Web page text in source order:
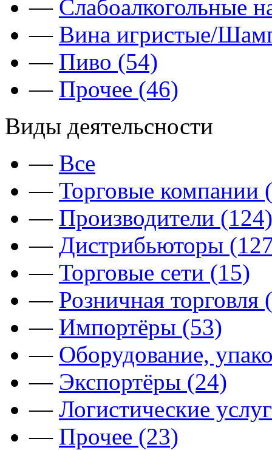
— Слабоалкогольные
— Вина игристые/
— Пиво (54)
— Прочее (46)
Виды деятельсности
— Все
— Торговые компании
— Производители (124)
— Дистрибьюторы
— Торговые сети (15)
— Розничная торговля
— Импортёры (53)
— Оборудование,
— Экспортёры (24)
— Логистические
— Прочее (23)